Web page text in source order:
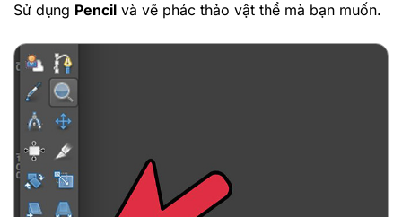
Sử dụng Pencil và vẽ phác thảo vật thể mà bạn muốn.